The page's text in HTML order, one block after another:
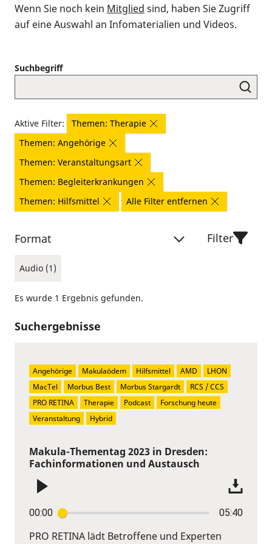
Wenn Sie noch kein Mitglied sind, haben Sie Zugriff
auf eine Auswahl an Infomaterialien und Videos.
Suchbegriff
Aktive Filter:
Themen: Therapie
Themen: Angehörige
Themen: Veranstaltungsart
Themen: Begleiterkrankungen
Themen: Hilfsmittel
Alle Filter entfernen
Format
Audio (1)
Filter
Es wurde 1 Ergebnis gefunden.
Suchergebnisse
Makula-Thementag 2023 in Dresden:
Fachinformationen und Austausch
00:00 05:40
PRO RETINA lädt Betroffene und Experten
Angehörige Makulaödem Hilfsmittel AMD
LHON
MacTel
Morbus Best Morbus Stargardt
RCS / CCS
PRO RETINA
Therapie Podcast
Forschung heute
Veranstaltung
Hybrid